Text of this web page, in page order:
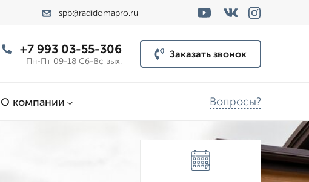
spb@radidomapro.ru
+7 993 03-55-306
Пн-Пт 09-18 Сб-Вс вых.
Заказать звонок
О компании Вопросы?